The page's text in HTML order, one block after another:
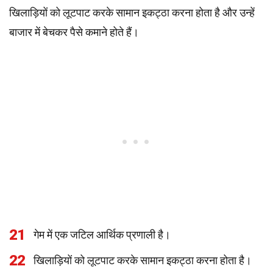
खिलाड़ियों को लूटपाट करके सामान इकट्ठा करना होता है और उन्हें
बाजार में बेचकर पैसे कमाने होते हैं।
21 गेम में एक जटिल आर्थिक प्रणाली है।
22 खिलाड़ियों को लूटपाट करके सामान इकट्ठा करना होता है।